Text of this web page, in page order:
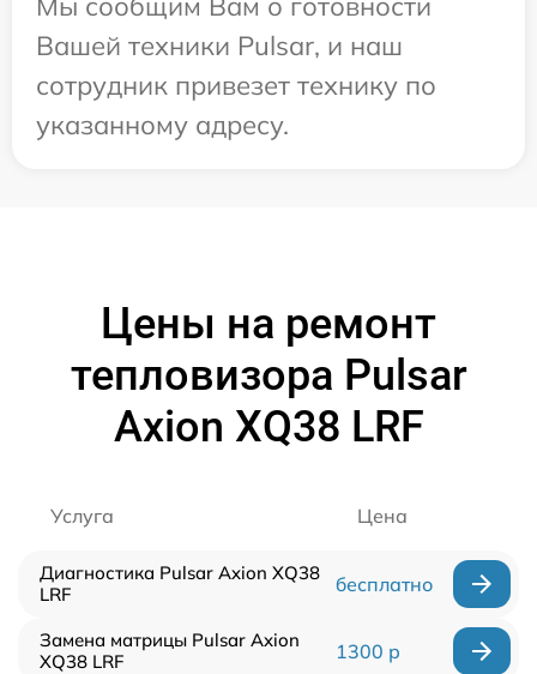
Вашей техники Pulsar, и наш
сотрудник привезет технику по
указанному адресу.
Цены на ремонт
тепловизора Pulsar
Axion XQ38 LRF
Услуга Цена
Диагностика Pulsar Axion XQ38
LRF
бесплатно
Замена матрицы Pulsar Axion
XQ38 LRF
1300 р